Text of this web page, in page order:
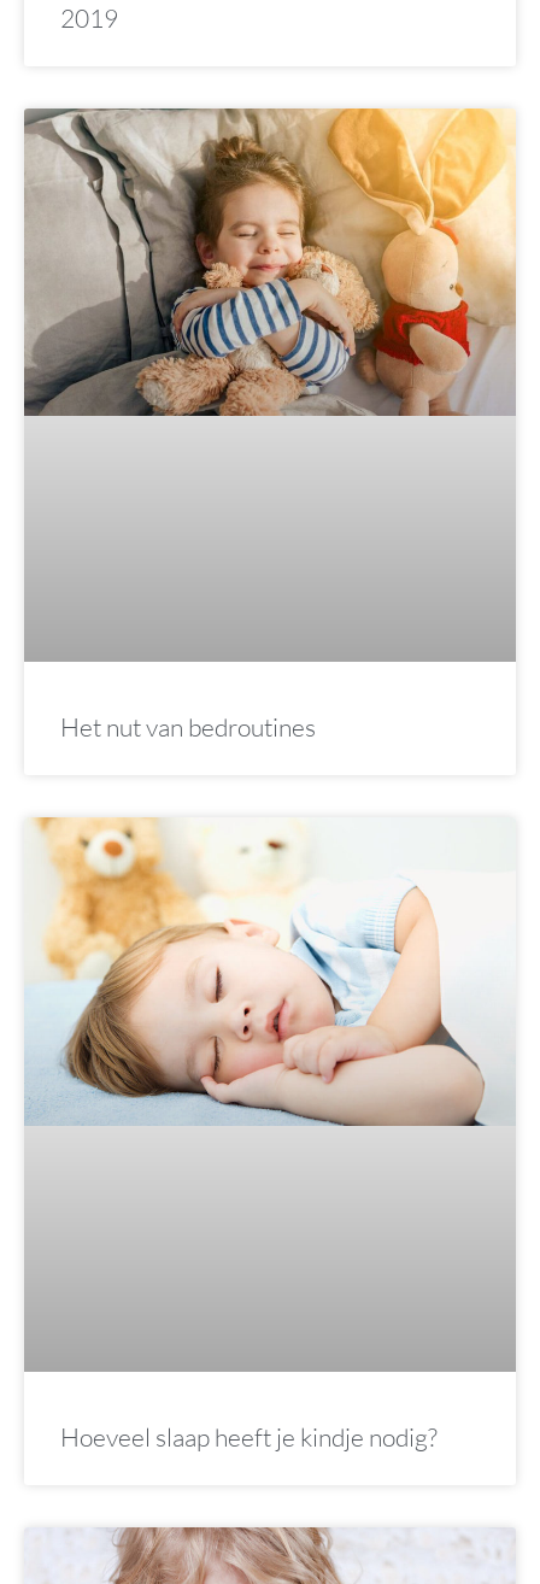
2019
Het nut van bedroutines
Hoeveel slaap heeft je kindje nodig?